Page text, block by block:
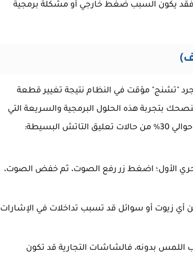
أما إذا ظهر بعد فترة، فقد يكون السبب ضغط خارجي أو مشكلة برمجية
"تشنج" مؤقت في النظام نتيجة تغيير قطعة
بتجربة هذه الحلول البرمجية والسريعة التي
الأول؛ اضغط زر رفع الصوت، ثم خفض الصوت،
زيوت أو سوائل قد تسبب تداخلات في الإشارات
اللمس بدونه، فالشاشات التجارية قد تكون